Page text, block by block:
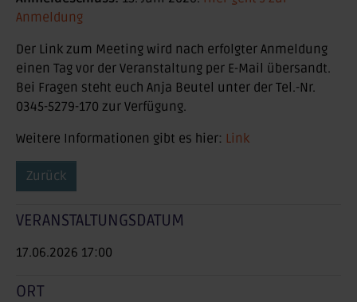
Anmeldung
Der Link zum Meeting wird nach erfolgter Anmeldung
einen Tag vor der Veranstaltung per E-Mail übersandt.
Bei Fragen steht euch Anja Beutel unter der Tel.-Nr.
0345-5279-170 zur Verfügung.
Weitere Informationen gibt es hier: Link
Zurück
VERANSTALTUNGSDATUM
17.06.2026 17:00
ORT